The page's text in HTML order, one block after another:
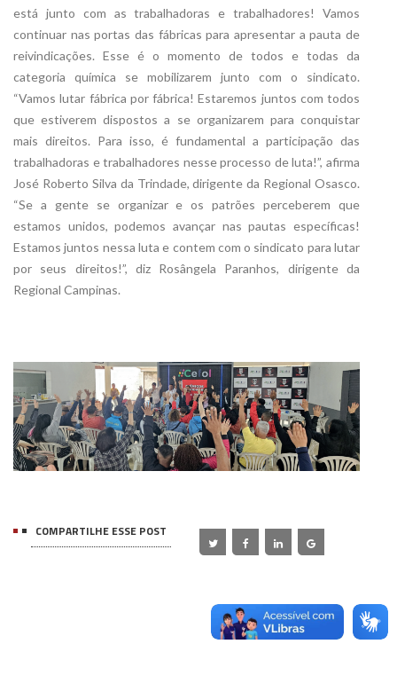
está junto com as trabalhadoras e trabalhadores! Vamos
continuar nas portas das fábricas para apresentar a pauta de
reivindicações. Esse é o momento de todos e todas da
categoria química se mobilizarem junto com o sindicato.
“Vamos lutar fábrica por fábrica! Estaremos juntos com todos
que estiverem dispostos a se organizarem para conquistar
mais direitos. Para isso, é fundamental a participação das
trabalhadoras e trabalhadores nesse processo de luta!”, afirma
José Roberto Silva da Trindade, dirigente da Regional Osasco.
“Se a gente se organizar e os patrões perceberem que
estamos unidos, podemos avançar nas pautas específicas!
Estamos juntos nessa luta e contem com o sindicato para lutar
por seus direitos!”, diz Rosângela Paranhos, dirigente da
Regional Campinas.
COMPARTILHE ESSE POST